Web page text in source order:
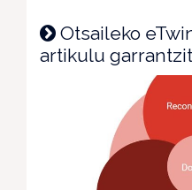
Otsaileko
artikulu